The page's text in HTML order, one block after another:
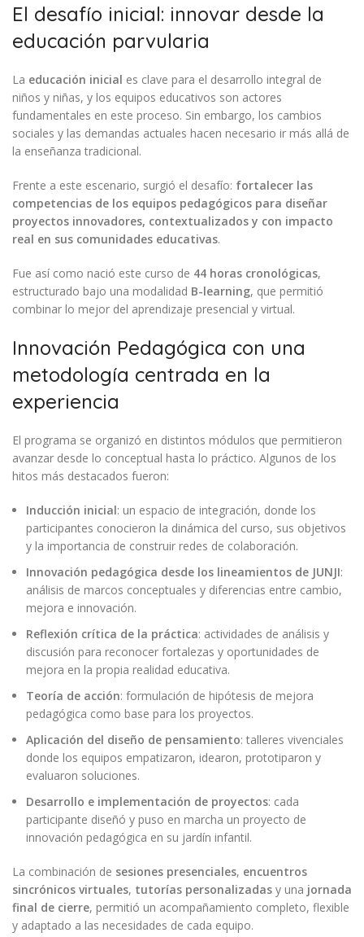
El desafío inicial: innovar desde la
educación parvularia
La educación inicial es clave para el desarrollo integral de
niños y niñas, y los equipos educativos son actores
fundamentales en este proceso. Sin embargo, los cambios
sociales y las demandas actuales hacen necesario ir más allá de
la enseñanza tradicional.
Frente a este escenario, surgió el desafío: fortalecer las
competencias de los equipos pedagógicos para diseñar
proyectos innovadores, contextualizados y con impacto
real en sus comunidades educativas.
Fue así como nació este curso de 44 horas cronológicas,
estructurado bajo una modalidad B-learning, que permitió
combinar lo mejor del aprendizaje presencial y virtual.
Innovación Pedagógica con una
metodología centrada en la
experiencia
El programa se organizó en distintos módulos que permitieron
avanzar desde lo conceptual hasta lo práctico. Algunos de los
hitos más destacados fueron:
Inducción inicial: un espacio de integración, donde los
participantes conocieron la dinámica del curso, sus objetivos
y la importancia de construir redes de colaboración.
Innovación pedagógica desde los lineamientos de JUNJI:
análisis de marcos conceptuales y diferencias entre cambio,
mejora e innovación.
Reflexión crítica de la práctica: actividades de análisis y
discusión para reconocer fortalezas y oportunidades de
mejora en la propia realidad educativa.
Teoría de acción: formulación de hipótesis de mejora
pedagógica como base para los proyectos.
Aplicación del diseño de pensamiento: talleres vivenciales
donde los equipos empatizaron, idearon, prototiparon y
evaluaron soluciones.
Desarrollo e implementación de proyectos: cada
participante diseñó y puso en marcha un proyecto de
innovación pedagógica en su jardín infantil.
La combinación de sesiones presenciales, encuentros
sincrónicos virtuales, tutorías personalizadas y una jornada
final de cierre, permitió un acompañamiento completo, flexible
y adaptado a las necesidades de cada equipo.